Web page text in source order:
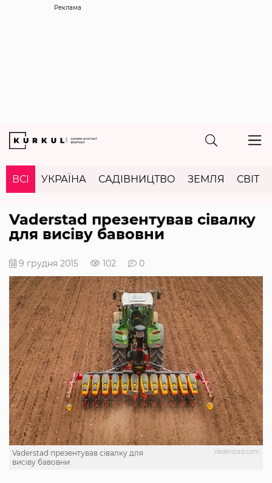
Реклама
ВСІ УКРАЇНА САДІВНИЦТВО ЗЕМЛЯ СВІТ
Vaderstad презентував сівалку
для висіву бавовни
9 грудня 2015 102 0
Vaderstad.com
Vaderstad презентував сівалку для
висіву бавовни